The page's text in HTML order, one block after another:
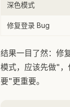
深色模式
修复登录 Bug
结果一目了然：修
模式，应该先做"
要"更重要。